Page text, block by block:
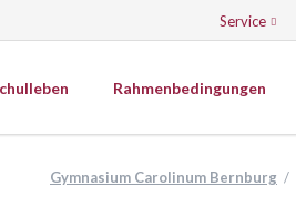
Service
Fächer
Mediatoren
Rahmenbedingungen
Gymnasium Carolinum Bernburg